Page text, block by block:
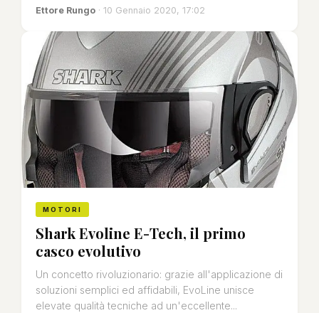
Ettore Rungo · 10 Gennaio 2020, 17:02
MOTORI
Shark Evoline E-Tech, il primo
casco evolutivo
Un concetto rivoluzionario: grazie all'applicazione di
soluzioni semplici ed affidabili, EvoLine unisce
elevate qualità tecniche ad un'eccellente...